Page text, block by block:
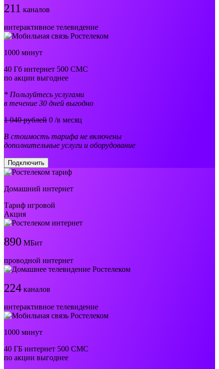
211 каналов
интерактивное телевидение
1000 минут
40 Гб интернет 500 СМС
по акции выгоднее
* Пользуйтесь услугами
в течение 30 дней выгодно
1 040 рублей 0 /в месяц
В стоимость тарифа не включены
дополнительные услуги и оборудование
Подключить
Домашний интернет
Тариф игровой
Акция
890 МБит
проводной интернет
224 каналов
интерактивное телевидение
1000 минут
40 ГБ интернет 500 СМС
по акции выгоднее